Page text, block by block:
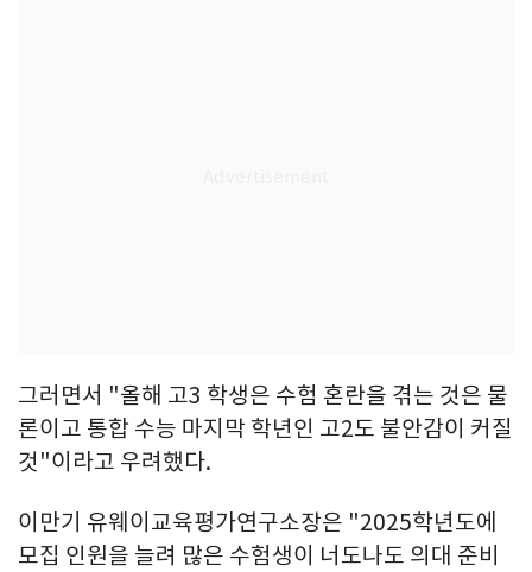
그러면서 "올해 고3 학생은 수험 혼란을 겪는 것은 물
론이고 통합 수능 마지막 학년인 고2도 불안감이 커질
것"이라고 우려했다.
이만기 유웨이교육평가연구소장은 "2025학년도에
모집 인원을 늘려 많은 수험생이 너도나도 의대 준비